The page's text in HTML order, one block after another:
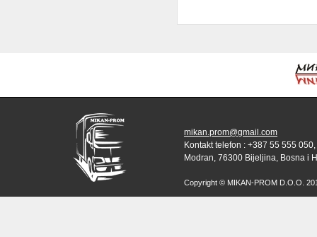
mikan.prom@gmail.com
Kontakt telefon : +387 55 555
Modran, 76300 Bijeljina, Bosna i
Copyright © MIKAN-PROM D.O.O.